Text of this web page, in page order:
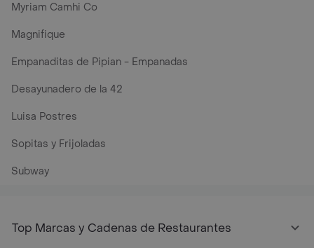
Myriam Camhi Co
Magnifique
Empanaditas de Pipian - Empanadas
Desayunadero de la 42
Luisa Postres
Sopitas y Frijoladas
Subway
Top Marcas y Cadenas de Restaurantes